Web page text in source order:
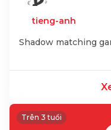
tieng-anh
Shadow matching
Trên 3 tuổi